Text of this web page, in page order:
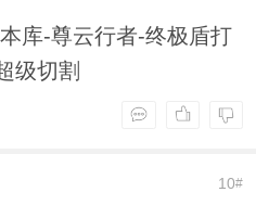
库-尊云行者-终极盾打
级切割
10#